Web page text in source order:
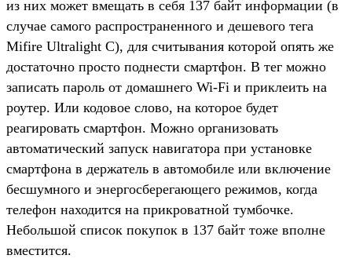
из них может вмещать в себя 137 байт информации (в
случае самого распространенного и дешевого тега
Mifire Ultralight C), для считывания которой опять же
достаточно просто поднести смартфон. В тег можно
записать пароль от домашнего Wi-Fi и приклеить на
роутер. Или кодовое слово, на которое будет
реагировать смартфон. Можно организовать
автоматический запуск навигатора при установке
смартфона в держатель в автомобиле или включение
бесшумного и энергосберегающего режимов, когда
телефон находится на прикроватной тумбочке.
Небольшой список покупок в 137 байт тоже вполне
вместится.